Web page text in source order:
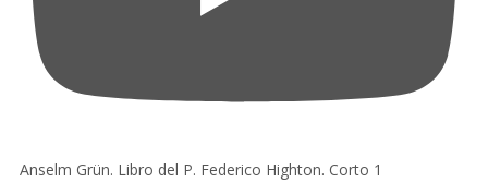
Anselm Grün. Libro del P. Federico Highton. Corto 1